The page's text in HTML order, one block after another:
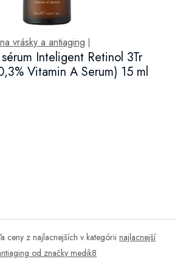
vrásky a antiaging
Inteligent Retinol 3Tr
Vitamin A Serum) 15 ml
ceny z najlacnejších v kategórii najlacnejší
od značky medik8